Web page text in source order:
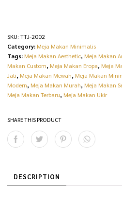
SKU: TTJ-2002
Category: Meja Makan Minimalis
Tags: Meja Makan Aesthetic, Meja Makan
Makan Custom, Meja Makan Eropa, Meja
Jati, Meja Makan Mewah, Meja Makan
Modern, Meja Makan Murah, Meja Makan
Meja Makan Terbaru, Meja Makan Ukir
SHARE THIS PRODUCT
DESCRIPTION